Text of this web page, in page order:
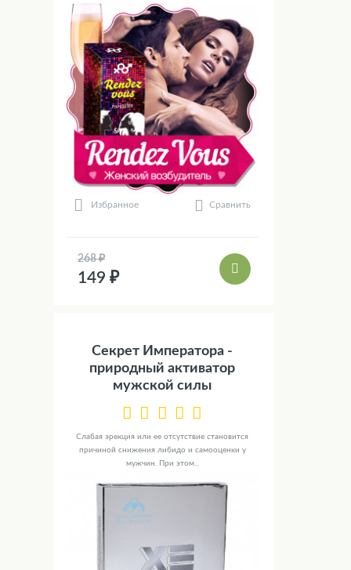
Избранное Сравнить
268 ₽
149 ₽
Секрет Императора -
природный активатор
мужской силы
Слабая эрекция или ее отсутствие становится
причиной снижения либидо и самооценки у
мужчин. При этом...